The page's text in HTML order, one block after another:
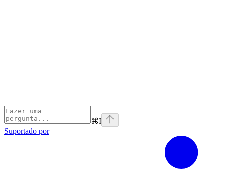
⌘I
Suportado por